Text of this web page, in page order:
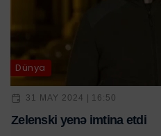
Dünya
31 MAY 2024 | 16:50
Zelenski yenə imtina etdi